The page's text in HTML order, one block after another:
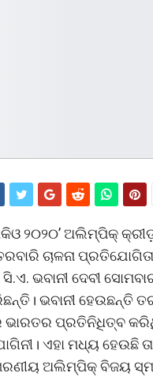
୨୦୨୦’ ଅଲିମ୍ପିକ୍‌
ଚାଳନା
ଭବାନୀ ଦେବୀ
ଭବାନୀ ହେଉଛନ୍ତି
ଭାରତର ପ୍ରତିନିଧିତ୍ବ
ଏହା ମଧ୍ୟ ହେଉଛି
ଅଲିମ୍ପିକ୍‌ ବିଜୟ